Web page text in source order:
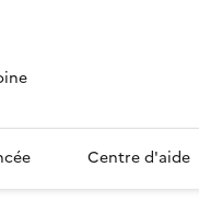
Centre d'aide